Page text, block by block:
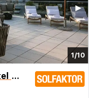
1/10
▶︎
MAXX by Steigenberger Hotel Vienna